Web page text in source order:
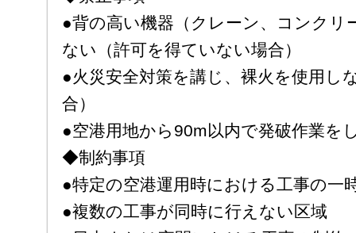
●背の高い機器（クレーン、コンクリ
ない（許可を得ていない場合）
●火災安全対策を講じ、裸火を使用し
合）
●空港用地から90m以内で発破作業を
◆制約事項
●特定の空港運用時における工事の一
●複数の工事が同時に行えない区域